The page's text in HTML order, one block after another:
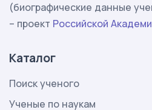
(биографические данные
– проект Российской
Каталог
Поиск ученого
Ученые по наукам